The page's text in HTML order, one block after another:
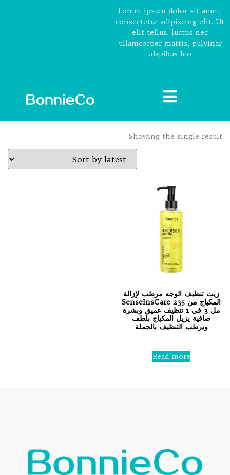
Lorem ipsum dolor sit amet,
consectetur adipiscing elit. Ut
elit tellus, luctus nec
ullamcorper mattis, pulvinar
dapibus leo.
Showing the single result
زيت تنظيف الوجه مرطب لإزالة
المكياج من SenseInsCare 235
مل 3 في 1 تنظيف عميق وبشرة
صافية يزيل المكياج بلطف
ويرطب التنظيف بالجملة
0
out
Read more